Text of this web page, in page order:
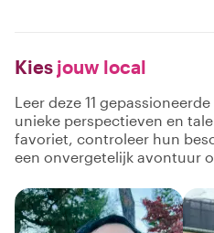
Kies jouw local
Leer deze 11
unieke perspectieven en
favoriet, controleer hun
een onvergetelijk avontuur